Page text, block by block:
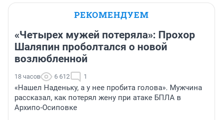
РЕКОМЕНДУЕМ
«Четырех мужей потеряла»: Прохор
Шаляпин проболтался о новой
возлюбленной
18 часов 6 612 1
«Нашел Наденьку, а у нее пробита голова». Мужчина
рассказал, как потерял жену при атаке БПЛА в
Архипо-Осиповке